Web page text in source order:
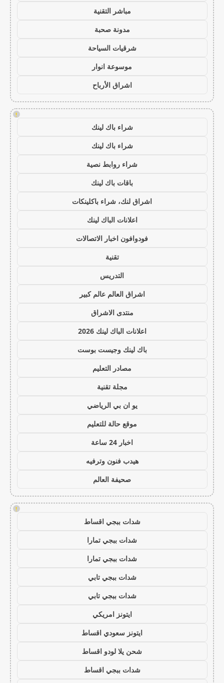
مباشر التقنية
مدونة صحبة
شرقيات السياحة
موسوعة انوار
اشراق الأرباح
!
شراء باك لينك
شراء باك لينك
شراء روابط نصية
باقات باك لينك
اشراق لنك، شراء باكلينكات
اعلانات الباك لينك
فودوافون اخبار الاتصالات
تقنية
التدريس
اشراق العالم عالم كبير
منتدى الاشراق
اعلانات الباك لينك 2026
باك لينك وجيست بوست
مصادر التعليم
مجلة تقنية
يو ان بي الرياضي
موقع حالة للتعليم
اخبار 24 ساعة
هيدب فنون وترفيه
صحيفة العالم
!
شدات ببجي اقساط
شدات ببجي تمارا
شدات ببجي تمارا
شدات ببجي تابي
شدات ببجي تابي
ايتونز امريكي
ايتونز سعودي اقساط
شحن يلا لودو اقساط
شدات ببجي اقساط